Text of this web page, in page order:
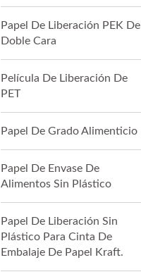
Papel De Liberación PEK De
Doble Cara
Película De Liberación De
PET
Papel De Grado Alimenticio
Papel De Envase De
Alimentos Sin Plástico
Papel De Liberación Sin
Plástico Para Cinta De
Embalaje De Papel Kraft.